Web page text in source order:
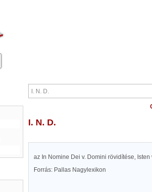
I. N. D.
az In Nomine Dei v. Domini rövidítése, Isten
Forrás: Pallas Nagylexikon